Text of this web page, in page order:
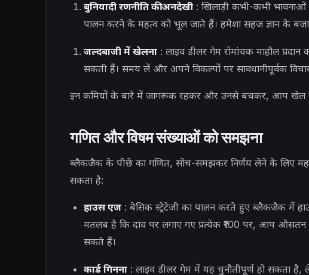
बुनियादी रणनीति की अनदेखी: खिलाड़ी कभी-कभी भावनाओं
पालन करने के महत्व को भूल जाते हैं। हमेशा सहज ज्ञान के
जल्दबाजी में खेलना: लाइव डीलर गेम रोमांचक माहौल
सकती हैं। समय लें और अपने विकल्पों पर सावधानीपूर्वक
इन कमियों के बारे में जागरूक रहकर और उनसे बचकर, आप खेल के
गणित और विषम संख्याओं को समझना
ब्लैकजैक के पीछे का गणित, सोच-समझकर निर्णय लेने के लिए
सकता है:
हाउस एज: बेसिक स्ट्रेटेजी का पालन करते हुए ब्लैकजैक में
मतलब है कि दांव पर लगाए गए प्रत्येक ₹100 पर, आप औसतन
सकते हैं।
कार्ड गिनना: लाइव डीलर गेम में यह चुनौतीपूर्ण हो सकता है,